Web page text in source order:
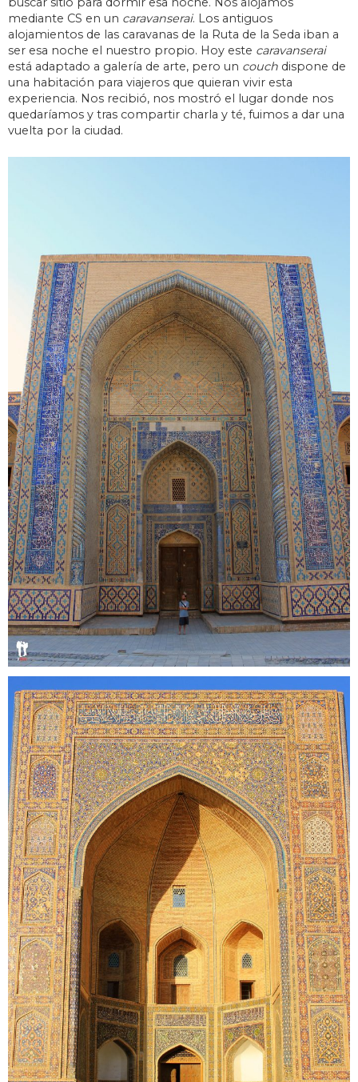
mediante CS en un caravanserai. Los antiguos
alojamientos de las caravanas de la Ruta de la Seda iban a
ser esa noche el nuestro propio. Hoy este caravanserai
está adaptado a galería de arte, pero un couch dispone de
una habitación para viajeros que quieran vivir esta
experiencia. Nos recibió, nos mostró el lugar donde nos
quedaríamos y tras compartir charla y té, fuimos a dar una
vuelta por la ciudad.